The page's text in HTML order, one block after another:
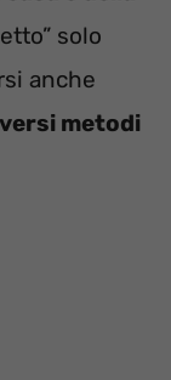
solo
anche
metodi